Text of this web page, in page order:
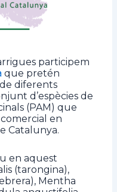
participem
que pretén
diferents
d’espècies de
(PAM) que
en
Catalunya.
en aquest
(tarongina),
Mentha